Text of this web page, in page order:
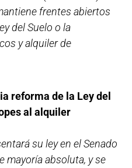
frentes abiertos
del Suelo o la
y alquiler de
reforma de la Ley del
al alquiler
su ley en el Senado
mayoría absoluta, y se